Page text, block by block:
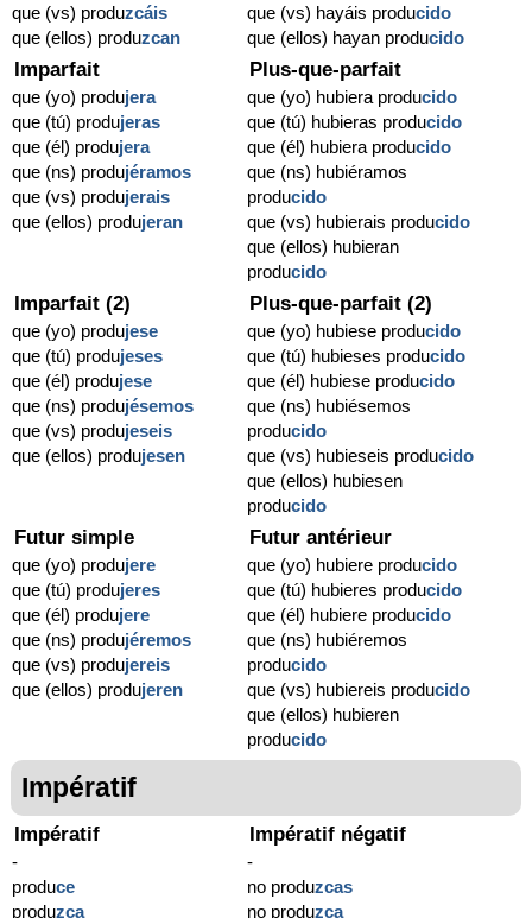
que (vs) produzcáis
que (ellos) produzcan
que (vs) hayáis producido
que (ellos) hayan producido
Imparfait
que (yo) produjera
que (tú) produjeras
que (él) produjera
que (ns) produjéramos
que (vs) produjerais
que (ellos) produjeran
Plus-que-parfait
que (yo) hubiera producido
que (tú) hubieras producido
que (él) hubiera producido
que (ns) hubiéramos
producido
que (vs) hubierais producido
que (ellos) hubieran
producido
Imparfait (2)
que (yo) produjese
que (tú) produjeses
que (él) produjese
que (ns) produjésemos
que (vs) produjeseis
que (ellos) produjesen
Plus-que-parfait (2)
que (yo) hubiese producido
que (tú) hubieses producido
que (él) hubiese producido
que (ns) hubiésemos
producido
que (vs) hubieseis producido
que (ellos) hubiesen
producido
Futur simple
que (yo) produjere
que (tú) produjeres
que (él) produjere
que (ns) produjéremos
que (vs) produjereis
que (ellos) produjeren
Futur antérieur
que (yo) hubiere producido
que (tú) hubieres producido
que (él) hubiere producido
que (ns) hubiéremos
producido
que (vs) hubiereis producido
que (ellos) hubieren
producido
Impératif
Impératif
-
produce
produzca
Impératif négatif
-
no produzcas
no produzca